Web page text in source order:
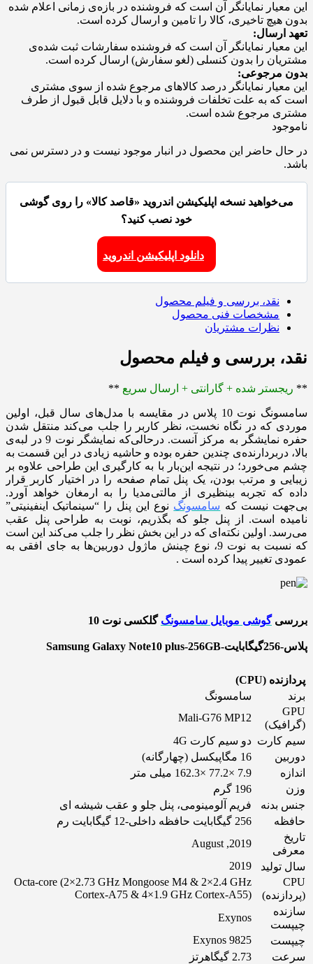
این معیار نمایانگر آن است که فروشنده در بازه‌ی زمانی اعلام شده
بدون هیچ تاخیری، کالا را تامین و ارسال کرده است.
تعهد ارسال:
این معیار نمایانگر آن است که فروشنده سفارشات ثبت شده‌ی
مشتریان را بدون کنسلی (لغو سفارش) ارسال کرده است.
بدون مرجوعی:
این معیار نمایانگر درصد کالاهای مرجوع شده از سوی مشتری
است که به علت تخلفات فروشنده و با دلایل قابل قبول از طرف
مشتری مرجوع شده است.
ناموجود
در حال حاضر این محصول در انبار موجود نیست و در دسترس نمی
باشد.
می‌خواهید نسخه اپلیکیشن اندروید «قاصد کالا» را روی گوشی
خود نصب کنید؟
دانلود اپلیکیشن اندروید
نقد، بررسی و فیلم محصول
مشخصات فنی محصول
نظرات مشتریان
نقد، بررسی و فیلم محصول
** ریجستر شده + گارانتی + ارسال سریع **
سامسونگ نوت 10 پلاس در مقایسه با مدل‌های سال قبل، اولین
موردی که در نگاه نخست، نظر کاربر را جلب می‌کند منتقل شدن
حفره نمایشگر به مرکز آنست. در‌حالی‌که نمایشگر نوت 9 در لبه‌ی
بالا، دربردارنده‌ی چندین حفره بوده و حاشیه زیادی در این قسمت به
چشم می‌خورد؛ در نتیجه این‌بار با به کارگیری این طراحی علاوه بر
زیبایی و مرتب بودن، یک پنل تمام صفحه را در اختیار کاربر قرار
داده که تجربه بینظیری از مالتی‌مدیا را به ارمغان خواهد آورد.
بی‌جهت نیست که سامسونگ نوع این پنل را “سینماتیک اینفینیتی”
نامیده است. از پنل جلو که بگذریم، نوبت به طراحی پنل عقب
می‌رسد. اولین نکته‌ای که در این بخش نظر را جلب می‌کند این است
که نسبت به نوت 9، نوع چینش ماژول دوربین‌ها به جای افقی به
عمودی تغییر پیدا کرده است .
بررسیگوشی موبایل سامسونگ گلکسی نوت 10
پلاس-256گیگابایت-Samsung Galaxy Note10 plus-256GB
برند
سامسونگ
GPU
(گرافیک)
Mali-G76 MP12
سیم کارت دو سیم کارت 4G
دوربین
16 مگاپیکسل (چهارگانه)
اندازه
7.9 ×77.2 ×162.3 میلی متر
وزن
196 گرم
جنس بدنه
فریم آلومینومی، پنل جلو و عقب شیشه ای
حافظه
256 گیگابایت حافظه داخلی-12 گیگابایت رم
تاریخ
معرفی
2019, August
سال تولید
2019
پردازنده (CPU)
CPU
(پردازنده)
Octa-core (2×2.73 GHz Mongoose M4 & 2×2.4 GHz
Cortex-A75 & 4×1.9 GHz Cortex-A55)
سازنده
چیپست
Exynos
چیپست
Exynos 9825
سرعت
2.73 گیگاهرتز